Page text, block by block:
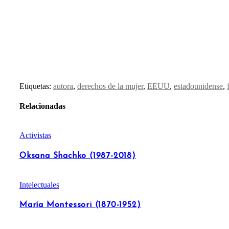
Etiquetas: autora, derechos de la mujer, EEUU, estadounidense,
Relacionadas
Activistas
Oksana Shachko (1987-2018)
Intelectuales
María Montessori (1870-1952)